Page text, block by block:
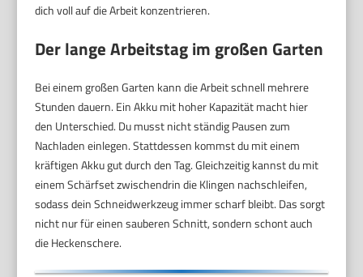
dich voll auf die Arbeit konzentrieren.
Der lange Arbeitstag im großen Garten
Bei einem großen Garten kann die Arbeit schnell mehrere
Stunden dauern. Ein Akku mit hoher Kapazität macht hier
den Unterschied. Du musst nicht ständig Pausen zum
Nachladen einlegen. Stattdessen kommst du mit einem
kräftigen Akku gut durch den Tag. Gleichzeitig kannst du mit
einem Schärfset zwischendrin die Klingen nachschleifen,
sodass dein Schneidwerkzeug immer scharf bleibt. Das sorgt
nicht nur für einen sauberen Schnitt, sondern schont auch
die Heckenschere.